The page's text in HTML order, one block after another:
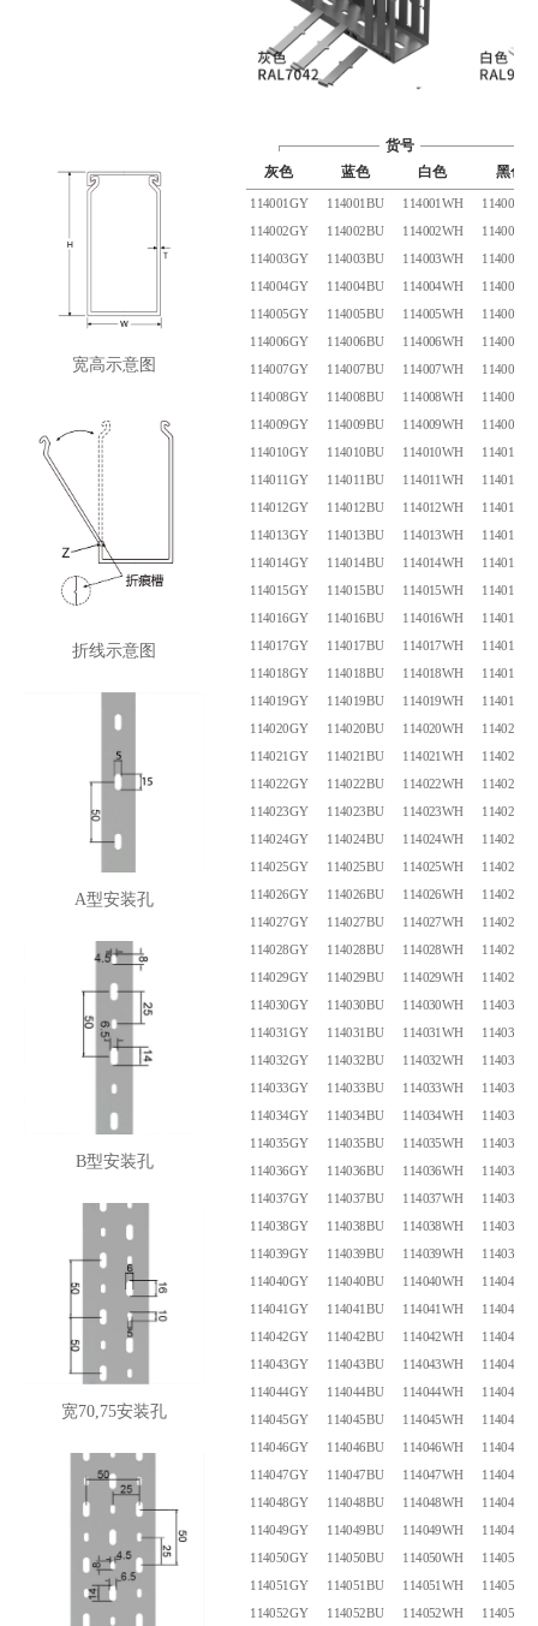
宽高示意图
折线示意图
A型安装孔
B型安装孔
宽70,75安装孔
货号
灰色
蓝色 白色 黑色
114001GY 114001BU 114001WH
114001BK
114002GY
114002BU 114002WH
114002BK
114003GY
114003BU 114003WH
114003BK
114004GY
114004BU 114004WH
114004BK
114005GY
114005BU 114005WH
114005BK
114006GY
114006BU 114006WH
114006BK
114007GY
114007BU 114007WH
114007BK
114008GY
114008BU 114008WH
114008BK
114009GY
114009BU 114009WH
114009BK
114010GY
114010BU 114010WH
114010BK
114011GY
114011BU 114011WH
114011BK
114012GY
114012BU 114012WH
114012BK
114013GY
114013BU 114013WH
114013BK
114014GY
114014BU 114014WH
114014BK
114015GY
114015BU 114015WH
114015BK
114016GY
114016BU 114016WH
114016BK
114017GY
114017BU 114017WH
114017BK
114018GY
114018BU 114018WH
114018BK
114019GY
114019BU 114019WH
114019BK
114020GY
114020BU 114020WH
114020BK
114021GY
114021BU 114021WH
114021BK
114022GY
114022BU 114022WH
114022BK
114023GY
114023BU 114023WH
114023BK
114024GY
114024BU 114024WH
114024BK
114025GY
114025BU 114025WH
114025BK
114026GY
114026BU 114026WH
114026BK
114027GY
114027BU 114027WH
114027BK
114028GY
114028BU 114028WH
114028BK
114029GY
114029BU 114029WH
114029BK
114030GY
114030BU 114030WH
114030BK
114031GY
114031BU 114031WH
114031BK
114032GY
114032BU 114032WH
114032BK
114033GY
114033BU 114033WH
114033BK
114034GY
114034BU 114034WH
114034BK
114035GY
114035BU 114035WH
114035BK
114036GY
114036BU 114036WH
114036BK
114037GY
114037BU 114037WH
114037BK
114038GY
114038BU 114038WH
114038BK
114039GY
114039BU 114039WH
114039BK
114040GY
114040BU 114040WH
114040BK
114041GY
114041BU 114041WH
114041BK
114042GY
114042BU 114042WH
114042BK
114043GY
114043BU 114043WH 114043BK
114044GY 114044BU 114044WH
114044BK
114045GY
114045BU 114045WH
114045BK
114046GY
114046BU 114046WH
114046BK
114047GY
114047BU 114047WH
114047BK
114048GY
114048BU 114048WH
114048BK
114049GY
114049BU 114049WH
114049BK
114050GY
114050BU 114050WH
114050BK
114051GY
114051BU 114051WH
114051BK
114052GY
114052BU 114052WH 114052BK